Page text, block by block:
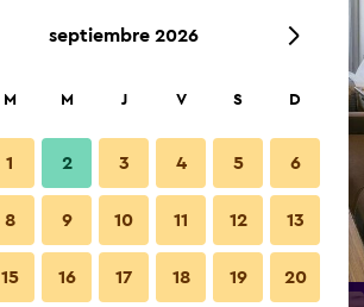
Habitación
septiembre 2026
M M J V S D
1 2 3 4 5 6
8 9 10 11 12 13
15 16 17 18 19 20